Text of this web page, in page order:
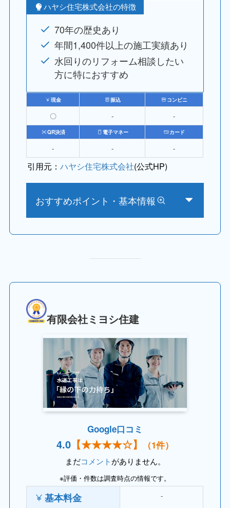
ハヤシ住宅株式会社の特徴
70年の歴史あり
年間1,400件以上の施工実績あり
水回りのリフォーム相談したい
方に特におすすめ
現金 振込 コンビニ
〇 ‐ ‐
QR決済 電子マネー カード
‐ ‐ ‐
引用元：ハヤシ住宅株式会社(公式HP)
おすすめポイント・基本情報
有限会社ミヨシ住建
Google口コミ
4.0 【★★★★☆】 （1件）
まだコメントがありません。
※評価・件数は調査時点の情報です。
基本料金 ‐